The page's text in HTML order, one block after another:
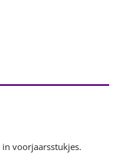
voorjaarsstukjes.